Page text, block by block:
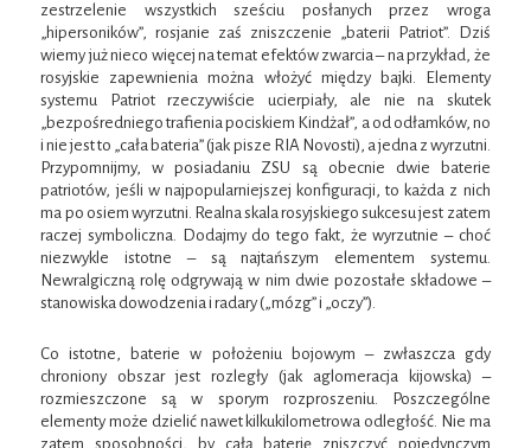
zestrzelenie wszystkich sześciu posłanych przez wroga
„hipersoników”, rosjanie zaś zniszczenie „baterii Patriot”. Dziś
wiemy już nieco więcej na temat efektów zwarcia – na przykład, że
rosyjskie zapewnienia można włożyć między bajki. Elementy
systemu Patriot rzeczywiście ucierpiały, ale nie na skutek
„bezpośredniego trafienia pociskiem Kindżał”, a od odłamków, no
i nie jest to „cała bateria” (jak pisze RIA Novosti), a jedna z wyrzutni.
Przypomnijmy, w posiadaniu ZSU są obecnie dwie baterie
patriotów, jeśli w najpopularniejszej konfiguracji, to każda z nich
ma po osiem wyrzutni. Realna skala rosyjskiego sukcesu jest zatem
raczej symboliczna. Dodajmy do tego fakt, że wyrzutnie – choć
niezwykle istotne – są najtańszym elementem systemu.
Newralgiczną rolę odgrywają w nim dwie pozostałe składowe –
stanowiska dowodzenia i radary („mózg” i „oczy”).
Co istotne, baterie w położeniu bojowym – zwłaszcza gdy
chroniony obszar jest rozległy (jak aglomeracja kijowska) –
rozmieszczone są w sporym rozproszeniu. Poszczególne
elementy może dzielić nawet kilkukilometrowa odległość. Nie ma
zatem sposobności, by całą baterię zniszczyć pojedynczym